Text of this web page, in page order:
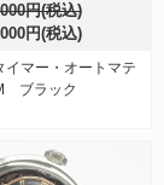
円(税込)
円(税込)
マー・オートマテ
ブラック